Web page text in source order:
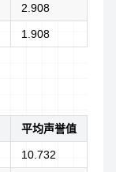
2.908
1.908
平均声誉值
10.732